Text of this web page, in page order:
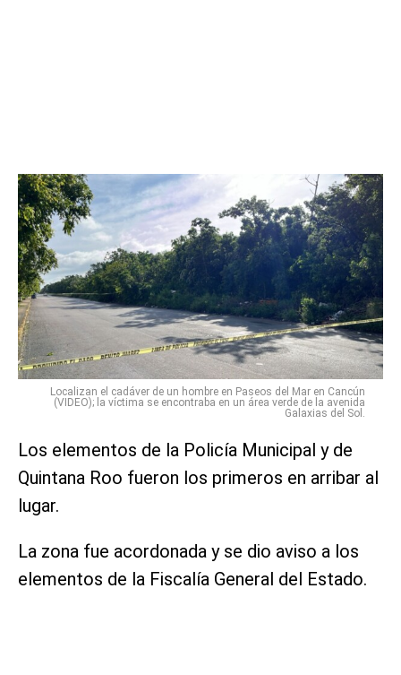
Localizan el cadáver de un hombre en Paseos del Mar en Cancún
(VIDEO); la víctima se encontraba en un área verde de la avenida
Galaxias del Sol.
Los elementos de la Policía Municipal y de
Quintana Roo fueron los primeros en arribar al
lugar.
La zona fue acordonada y se dio aviso a los
elementos de la Fiscalía General del Estado.